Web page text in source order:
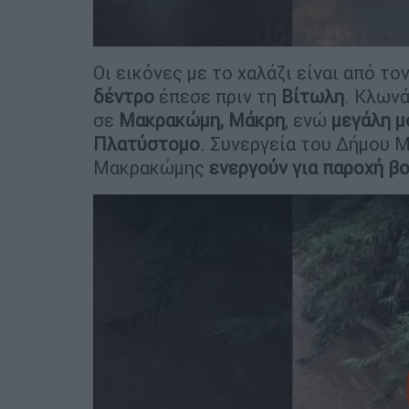
Οι εικόνες με το χαλάζι είναι από τον
δέντρο έπεσε πριν τη Βίτωλη.
σε Μακρακώμη, Μάκρη, ενώ μεγάλη
Πλατύστομο. Συνεργεία του Δήμου
Μακρακώμης ενεργούν για παροχή